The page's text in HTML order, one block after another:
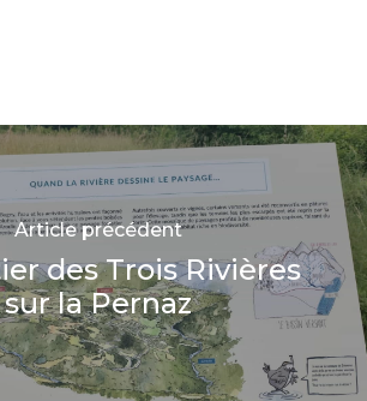
Article précédent
des Trois Rivières
sur la Pernaz